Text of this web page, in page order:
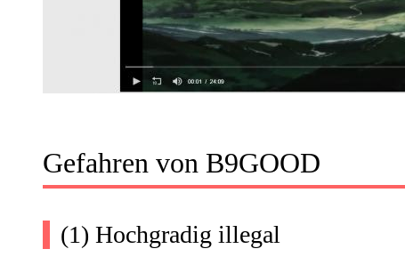
Gefahren von B9GOOD
(1) Hochgradig illegal